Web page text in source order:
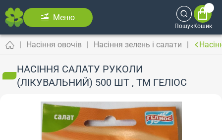
Меню
ПошукКошик
Насіння овочів Насіння зелень і салати
НАСІННЯ САЛАТУ РУКОЛИ
(ЛІКУВАЛЬНИЙ) 500 ШТ , ТМ ГЕЛІОС